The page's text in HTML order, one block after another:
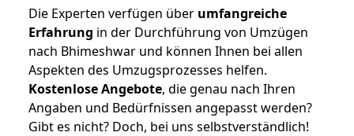
Die Experten verfügen über umfangreiche
Erfahrung in der Durchführung von Umzügen
nach Bhimeshwar und können Ihnen bei allen
Aspekten des Umzugsprozesses helfen.
Kostenlose Angebote, die genau nach Ihren
Angaben und Bedürfnissen angepasst werden?
Gibt es nicht? Doch, bei uns selbstverständlich!